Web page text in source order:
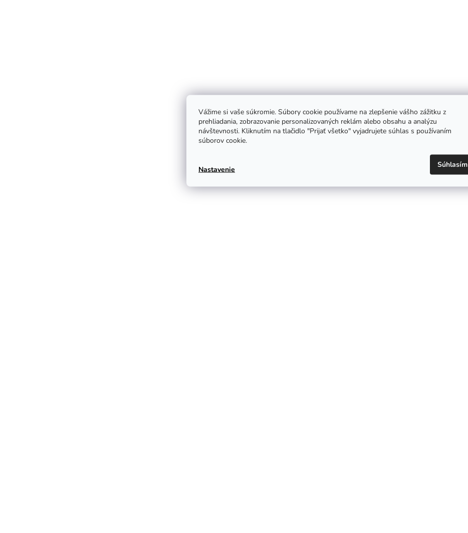
Vážime si vaše súkromie. Súbory cookie používame na zlepšenie vášho zážitku z
prehliadania, zobrazovanie personalizovaných reklám alebo obsahu a analýzu
návštevnosti. Kliknutím na tlačidlo "Prijať všetko" vyjadrujete súhlas s používaním
súborov cookie.
Nastavenie
Súhlasím